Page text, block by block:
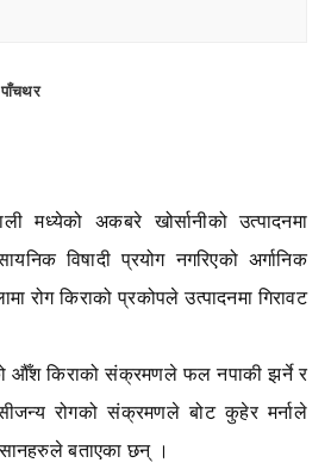
मध्येको अकबरे खोर्सानीको उत्पादनमा
विषादी प्रयोग नगरिएको अर्गानिक
रोग किराको प्रकोपले उत्पादनमा गिरावट
औँश किराको संक्रमणले फल नपाकी झर्ने र
रोगको संक्रमणले बोट कुहेर मर्नाले
बताएका छन् ।